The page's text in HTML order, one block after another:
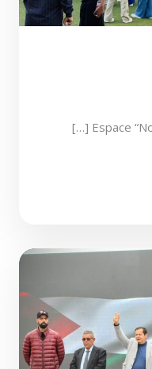
Espace